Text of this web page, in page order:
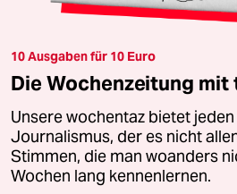
10 Ausgaben für 10 Euro
Die Wochenzeitung
Unsere wochentaz bietet
Journalismus, der es nicht
Stimmen, die man woanders
Wochen lang kennenlernen.